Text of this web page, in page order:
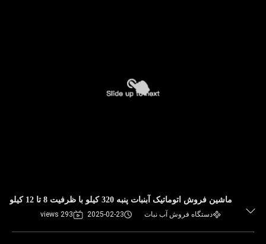
ماشين فروش اتوماتيک آبنبات پنبه 320 کيلو با ظرفيت 8 تا 12 کيلو
دستگاه فروش آب نبات 2025-02-23
293 views